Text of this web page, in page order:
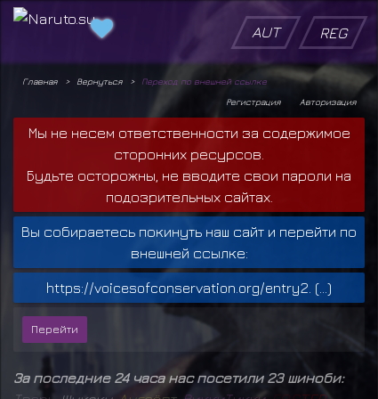
AUT REG
Главная Вернуться
Переход по внешней ссылке
Авторизация
Регистрация
Мы не несем ответственности за содержимое
сторонних ресурсов.
Будьте осторожны, не вводите свои пароли на
подозрительных сайтах.
Вы собираетесь покинуть наш сайт и перейти по
внешней ссылке:
https://voicesofconservation.org/entry2. (...)
За последние 24 часа нас посетили 23 шиноби: